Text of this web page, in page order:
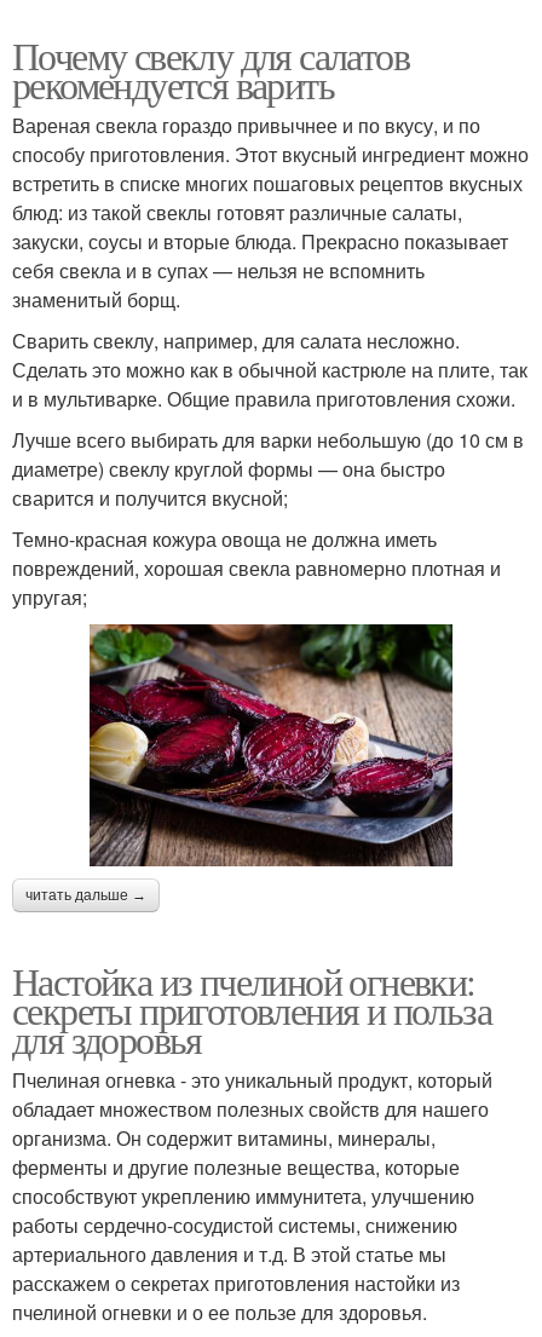
Почему свеклу для салатов
рекомендуется варить
Вареная свекла гораздо привычнее и по вкусу, и по
способу приготовления. Этот вкусный ингредиент можно
встретить в списке многих пошаговых рецептов вкусных
блюд: из такой свеклы готовят различные салаты,
закуски, соусы и вторые блюда. Прекрасно показывает
себя свекла и в супах — нельзя не вспомнить
знаменитый борщ.
Сварить свеклу, например, для салата несложно.
Сделать это можно как в обычной кастрюле на плите, так
и в мультиварке. Общие правила приготовления схожи.
Лучше всего выбирать для варки небольшую (до 10 см в
диаметре) свеклу круглой формы — она быстро
сварится и получится вкусной;
Темно-красная кожура овоща не должна иметь
повреждений, хорошая свекла равномерно плотная и
упругая;
читать дальше →
Настойка из пчелиной огневки:
секреты приготовления и польза
для здоровья
Пчелиная огневка - это уникальный продукт, который
обладает множеством полезных свойств для нашего
организма. Он содержит витамины, минералы,
ферменты и другие полезные вещества, которые
способствуют укреплению иммунитета, улучшению
работы сердечно-сосудистой системы, снижению
артериального давления и т.д. В этой статье мы
расскажем о секретах приготовления настойки из
пчелиной огневки и о ее пользе для здоровья.